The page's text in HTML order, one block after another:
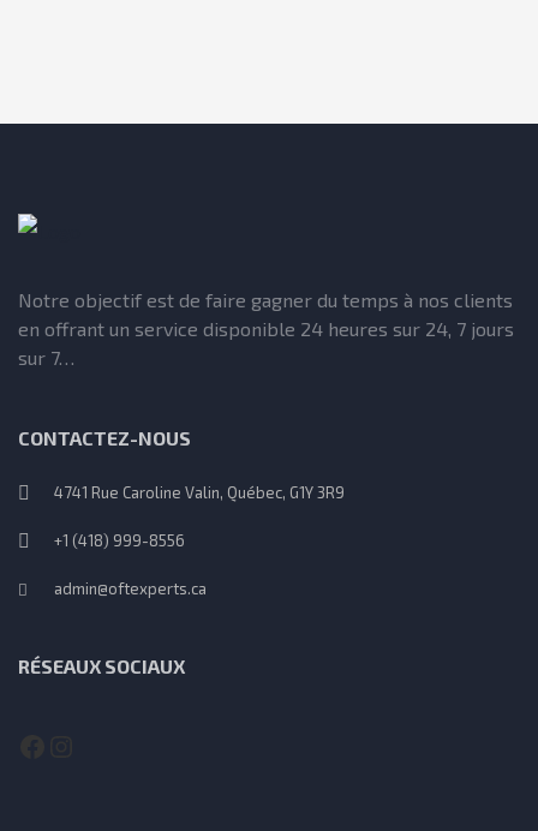
Notre objectif est de faire gagner du temps à nos clients
en offrant un service disponible 24 heures sur 24, 7 jours
sur 7…
CONTACTEZ-NOUS
4741 Rue Caroline Valin, Québec, G1Y 3R9
+1 (418) 999-8556
admin@oftexperts.ca
RÉSEAUX SOCIAUX